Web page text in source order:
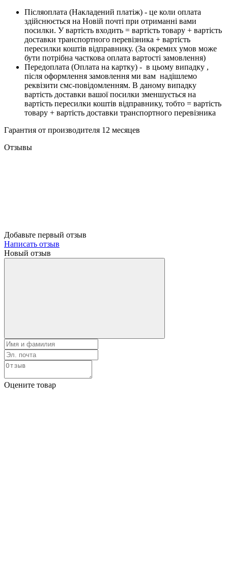
Піcляоплата (Накладений платіж) - це коли оплата
здійснюється на Новій почті при отриманні вами
посилки. У вартість входить = вартість товару + вартість
доставки транспортного перевізника + вартість
пересилки коштів відправнику. (За окремих умов може
бути потрібна часткова оплата вартості замовлення)
Передоплата (Оплата на картку) - в цьому випадку ,
після оформлення замовлення ми вам надішлемо
реквізити смс-повідомленням. В даному випадку
вартість доставки вашої посилки зменшується на
вартість пересилки коштів відправнику, тобто = вартість
товару + вартість доставки транспортного перевізника
Гарантия от производителя 12 месяцев
Отзывы
Добавьте первый отзыв
Написать отзыв
Новый отзыв
Оцените товар